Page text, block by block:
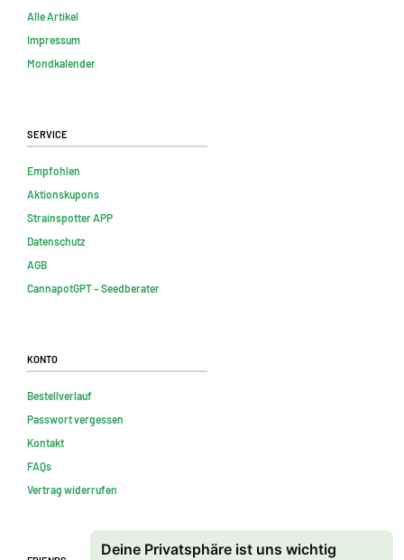
Deine Privatsphäre ist uns wichtig
Alle Artikel
Impressum
Mondkalender
Service
Empfohlen
Aktionskupons
Strainspotter APP
Datenschutz
AGB
CannapotGPT – Seedberater
Konto
Bestellverlauf
Passwort vergessen
Kontakt
FAQs
Vertrag widerrufen